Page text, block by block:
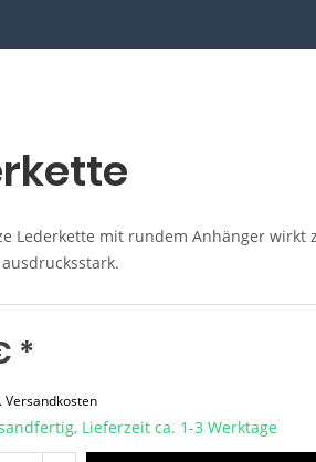
Lederkette mit rundem Anhänger wirkt
*
Versandkosten
Lieferzeit ca. 1-3 Werktage